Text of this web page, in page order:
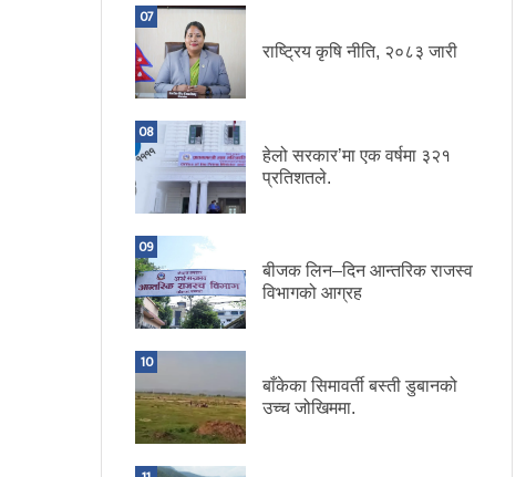
07
राष्ट्रिय कृषि नीति, २०८३ जारी
08
हेलो सरकार’मा एक वर्षमा ३२१
प्रतिशतले.
09
बीजक लिन–दिन आन्तरिक राजस्व
विभागको आग्रह
10
बाँकेका सिमावर्ती बस्ती डुबानको
उच्च जोखिममा.